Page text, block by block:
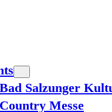
Bad Salzunger
Country Messe